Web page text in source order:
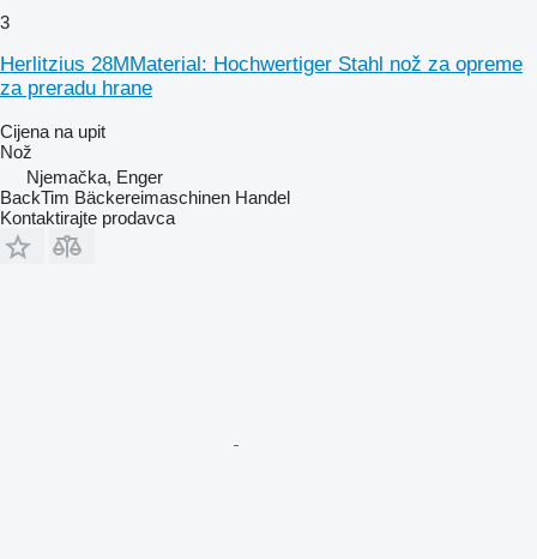
3
Herlitzius 28MMaterial: Hochwertiger Stahl nož za opreme
za preradu hrane
Cijena na upit
Nož
Njemačka, Enger
BackTim Bäckereimaschinen Handel
Kontaktirajte prodavca